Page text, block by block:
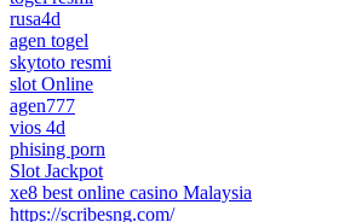
rusa4d
agen togel
skytoto resmi
slot Online
agen777
vios 4d
phising porn
Slot Jackpot
xe8 best online casino Malaysia
https://scribesng.com/